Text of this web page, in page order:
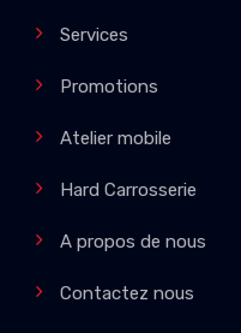
Services
Promotions
Atelier mobile
Hard Carrosserie
A propos de nous
Contactez nous